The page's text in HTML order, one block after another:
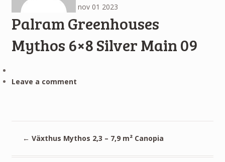
nov 01 2023
Palram Greenhouses
Mythos 6×8 Silver Main 09
Leave a comment
← Växthus Mythos 2,3 – 7,9 m² Canopia